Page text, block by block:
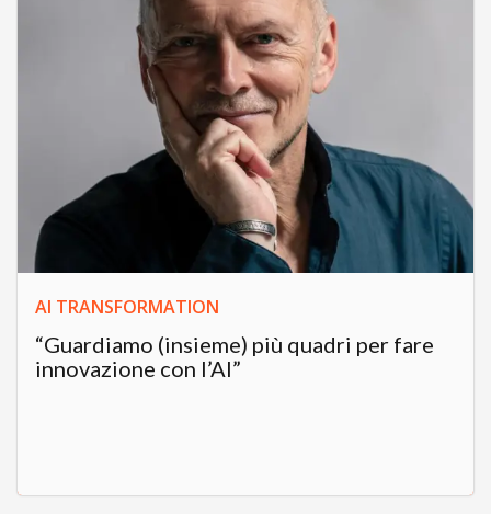
AI TRANSFORMATION
“Guardiamo (insieme) più quadri per fare
innovazione con l’AI”